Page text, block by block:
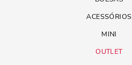
ACESSÓRIOS
MINI
OUTLET